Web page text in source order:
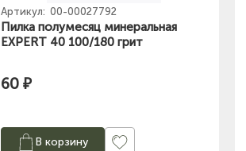
Артикул: 00-00027792
Пилка полумесяц минеральная
EXPERT 40 100/180 грит
60 ₽
В корзину